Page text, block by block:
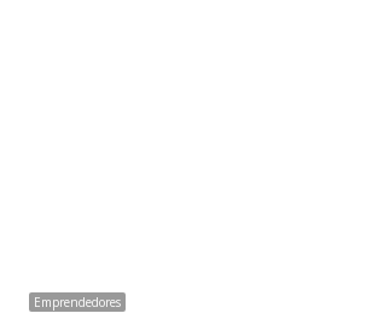
Emprendedores